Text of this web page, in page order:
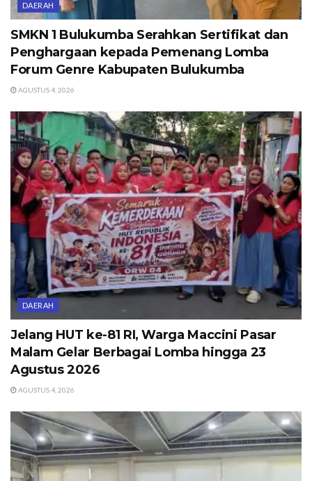
DAERAH
SMKN 1 Bulukumba Serahkan Sertifikat dan
Penghargaan kepada Pemenang Lomba
Forum Genre Kabupaten Bulukumba
AGUSTUS 4, 2026
DAERAH
Jelang HUT ke-81 RI, Warga Maccini Pasar
Malam Gelar Berbagai Lomba hingga 23
Agustus 2026
AGUSTUS 4, 2026